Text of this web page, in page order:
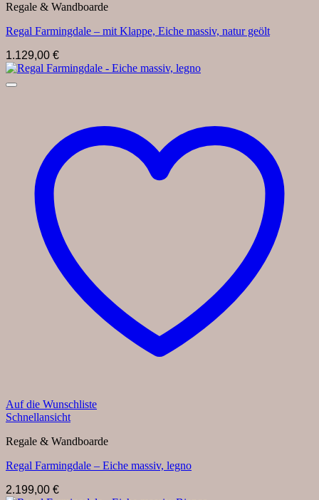
Regale & Wandboarde
Regal Farmingdale – mit Klappe, Eiche massiv, natur geölt
1.129,00 €
Auf die Wunschliste
Schnellansicht
Regale & Wandboarde
Regal Farmingdale – Eiche massiv, legno
2.199,00 €